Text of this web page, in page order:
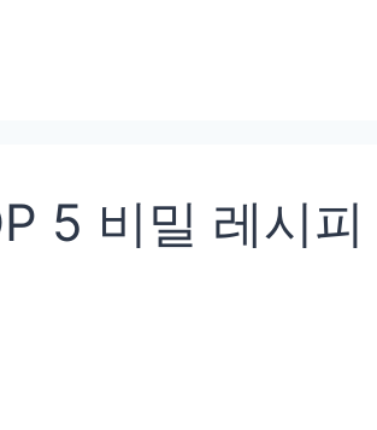
5 비밀 레시피